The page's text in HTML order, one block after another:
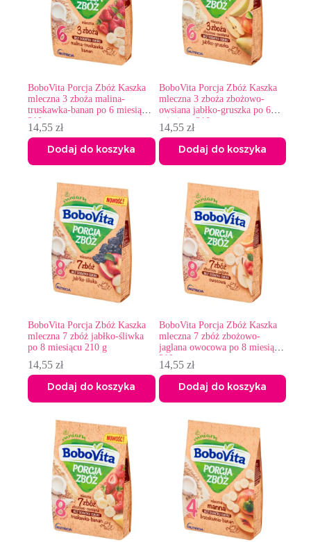
BoboVita Porcja Zbóż Kaszka
mleczna 3 zboża malina-
truskawka-banan po 6 miesiącu
210 g
14,55 zł
Dodaj do koszyka
BoboVita Porcja Zbóż Kaszka
mleczna 3 zboża zbożowo-
owsiana jabłko-gruszka po 6
miesiącu 210 g
14,55 zł
Dodaj do koszyka
BoboVita Porcja Zbóż Kaszka
mleczna 7 zbóż jabłko-śliwka
po 8 miesiącu 210 g
14,55 zł
Dodaj do koszyka
BoboVita Porcja Zbóż Kaszka
mleczna 7 zbóż zbożowo-
jaglana owocowa po 8 miesiącu
210 g
14,55 zł
Dodaj do koszyka